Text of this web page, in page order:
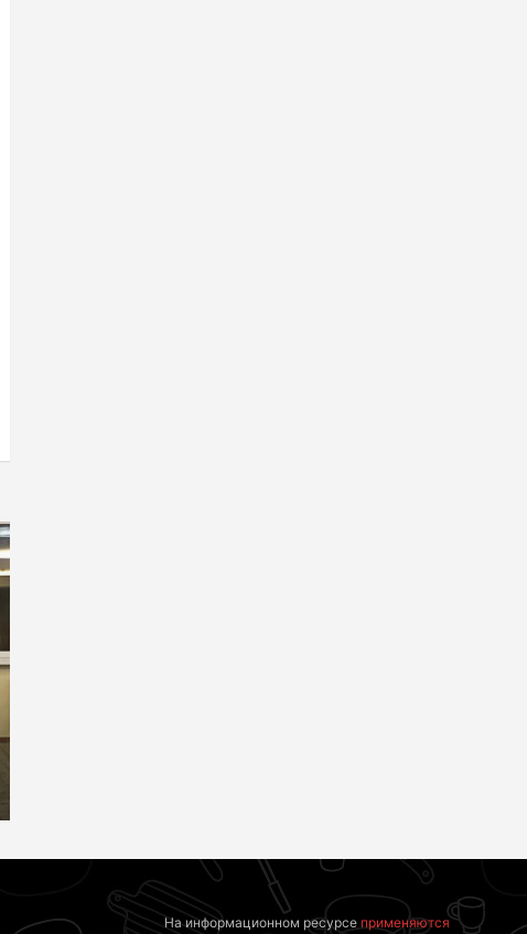
На информационном ресурсе применяются